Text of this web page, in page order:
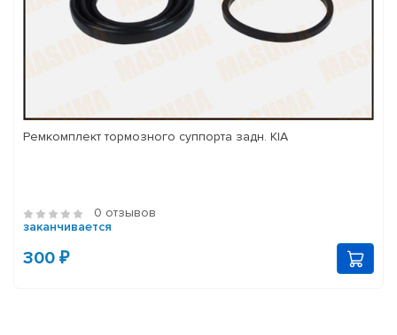
Ремкомплект тормозного суппорта задн. KIA
0 отзывов
заканчивается
300 ₽